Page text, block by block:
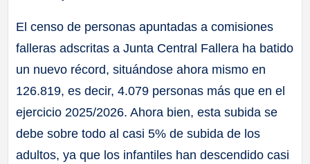
El censo de personas apuntadas a comisiones
falleras adscritas a Junta Central Fallera ha batido
un nuevo récord, situándose ahora mismo en
126.819, es decir, 4.079 personas más que en el
ejercicio 2025/2026. Ahora bien, esta subida se
debe sobre todo al casi 5% de subida de los
adultos, ya que los infantiles han descendido casi